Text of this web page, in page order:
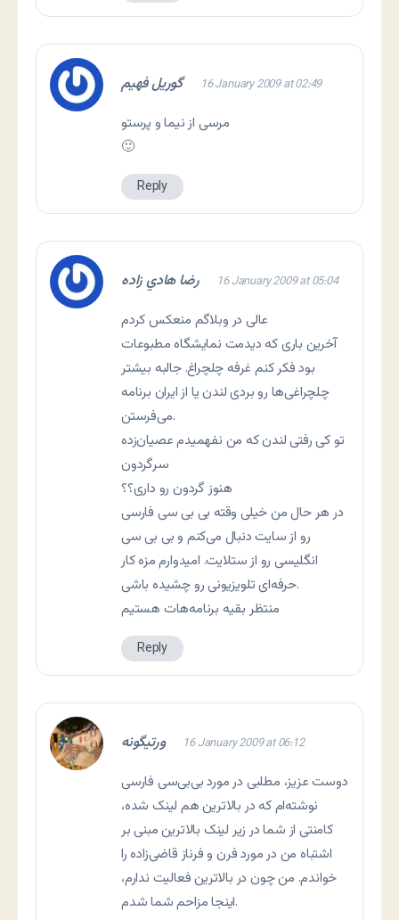
گوریل فهیم 16 January 2009 at 02:49
مرسی از نیما و پرستو
🙂
Reply
رضا هادي زاده 16 January 2009 at 05:04
عالی در وبلاگم منعکس کردم
آخرین باری که دیدمت نمایشگاه مطبوعات
بود فکر کنم غرفه چلچراغ. جالبه بیشتر
چلچراغی‌ها رو بردی لندن یا از ایران برنامه
می‌فرستن.
تو کی رفتی لندن که من نفهمیدم عصیان‌زده
سرگردون
هنوز گردون رو داری؟؟
در هر حال من خیلی وقته بی بی سی فارسی
رو از سایت دنبال می‌کنم و بی بی سی
انگلیسی رو از ستلایت. امیدوارم مزه کار
حرفه‌ای تلویزیونی رو چشیده باشی.
منتظر بقیه برنامه‌هات هستیم
Reply
ورتیگونه 16 January 2009 at 06:12
دوست عزیز، مطلبی در مورد بی‌بی‌سی فارسی
نوشته‌ام که در بالاترین هم لینک شده،
کامنتی از شما در زیر لینک بالاترین مبنی بر
اشتباه من در مورد فرن و فرناز قاضی‌زاده را
خواندم. من چون در بالاترین فعالیت ندارم،
اینجا مزاحم شما شدم.